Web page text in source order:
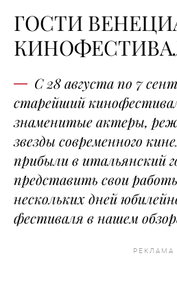
ГОСТИ
С 28 августа по 7
старейший
знаменитые актеры,
звезды современного
прибыли в итальянский
представить свои
нескольких дней
фестиваля в нашем
РЕКЛАМА